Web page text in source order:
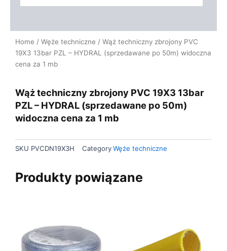
Home / Węże techniczne / Wąż techniczny zbrojony PVC
19X3 13bar PZL – HYDRAL (sprzedawane po 50m) widoczna
cena za 1 mb
Wąż techniczny zbrojony PVC 19X3 13bar
PZL – HYDRAL (sprzedawane po 50m)
widoczna cena za 1 mb
SKU PVCDN19X3H CategoryWęże techniczne
Produkty powiązane